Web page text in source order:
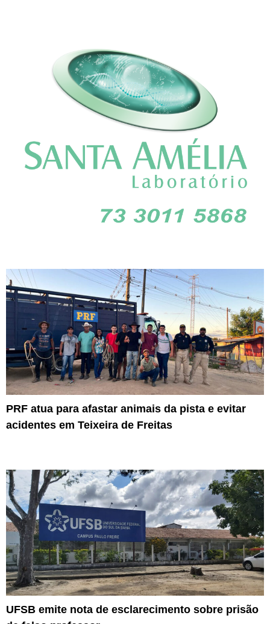
PRF atua para afastar animais da pista e evitar
acidentes em Teixeira de Freitas
UFSB emite nota de esclarecimento sobre prisão